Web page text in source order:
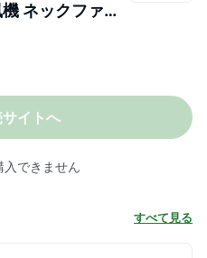
ネックファン
首掛け ミニ扇
ディ USB 充電
料無料
サイトへ
入できません
すべて見る